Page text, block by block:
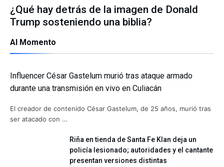
¿Qué hay detrás de la imagen de Donald
Trump sosteniendo una biblia?
Al Momento
Influencer César Gastelum murió tras ataque armado
durante una transmisión en vivo en Culiacán
El creador de contenido César Gastelum, de 25 años, murió tras
ser atacado con …
Riña en tienda de Santa Fe Klan deja un
policía lesionado; autoridades y el cantante
presentan versiones distintas